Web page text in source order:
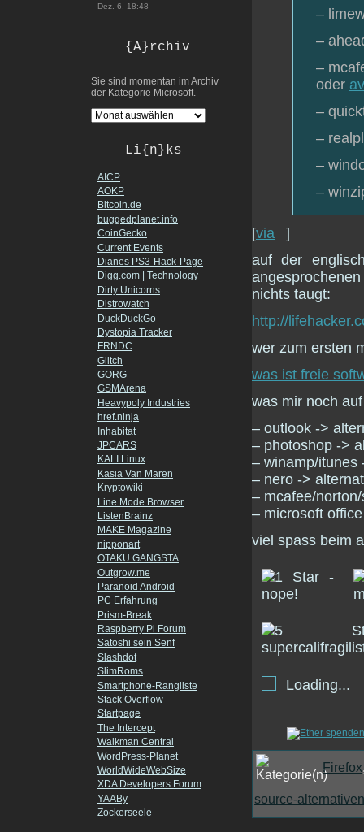
Dez. 6, 18:48
{A}rchiv
Sie sind momentan im Archiv
der Kategorie Microsoft.
Li{n}ks
AICP
AOKP
Bitcoin.de
buggedplanet.info
CoinGecko
Current Events
Dianes PS3-Hack-Page
Digg.com | Technology
Dirty Unicorns
Distrowatch
DuckDuckGo
Dystopia Tracker
FRNDC
Glitch
GORG
GSMArena
Heavypoly Industries
href.ninja
Inhabitat
JPCARS
KALI Linux
Kasia Van Maren
Kryptowiki
Line Mode Browser
ListenBrainz
MAKE Magazine
nipponart
OTAKU GANGSTA
Outgrow.me
Paranoid Android
PC Erfahrung
Prism-Break
Raspberry Pi Forum
Satoshi sein Senf
Slashdot
SlimRoms
Smartphone-Rangliste
Stack Overflow
Startpage
The Intercept
Walkman Central
WordPress-Planet
WorldWideWebSize
XDA Developers Forum
YAABy
Zockerseele
–
–
–
oder
–
–
–
–
[via
]
auf der
nichts taugt:
http://
wer zum ersten
was ist freie
was mir noch
– outlook ->
– photoshop ->
– winamp/
– nero ->
– mcafee/
– microsoft
viel spass beim
Loading...
Firefox
source-alternativen